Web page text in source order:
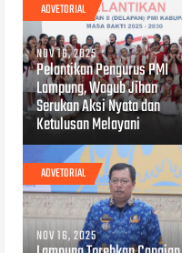
ADVETORIAL
NOV 16, 2025
Pelantikan Pengurus PMI
Lampung, Wagub Jihan
Serukan Aksi Nyata dan
Ketulusan Melayani
ADVETORIAL
NOV 16, 2025